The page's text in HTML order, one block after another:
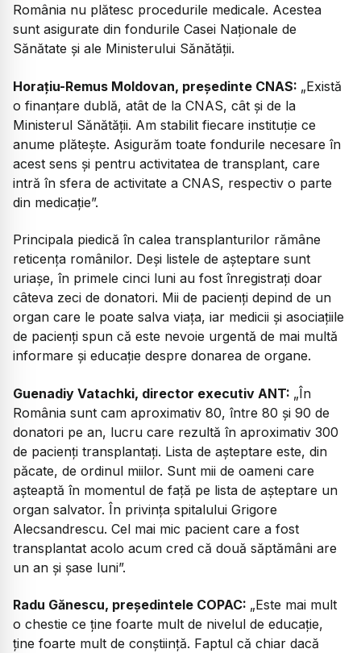
România nu plătesc procedurile medicale. Acestea
sunt asigurate din fondurile Casei Naționale de
Sănătate și ale Ministerului Sănătății.
Horațiu-Remus Moldovan, președinte CNAS: „Există
o finanțare dublă, atât de la CNAS, cât și de la
Ministerul Sănătății. Am stabilit fiecare instituție ce
anume plătește. Asigurăm toate fondurile necesare în
acest sens și pentru activitatea de transplant, care
intră în sfera de activitate a CNAS, respectiv o parte
din medicație”.
Principala piedică în calea transplanturilor rămâne
reticența românilor. Deși listele de așteptare sunt
uriașe, în primele cinci luni au fost înregistrați doar
câteva zeci de donatori. Mii de pacienți depind de un
organ care le poate salva viața, iar medicii și asociațiile
de pacienți spun că este nevoie urgentă de mai multă
informare și educație despre donarea de organe.
Guenadiy Vatachki, director executiv ANT: „În
România sunt cam aproximativ 80, între 80 și 90 de
donatori pe an, lucru care rezultă în aproximativ 300
de pacienți transplantați. Lista de așteptare este, din
păcate, de ordinul miilor. Sunt mii de oameni care
așteaptă în momentul de față pe lista de așteptare un
organ salvator. În privința spitalului Grigore
Alecsandrescu. Cel mai mic pacient care a fost
transplantat acolo acum cred că două săptămâni are
un an și șase luni”.
Radu Gănescu, președintele COPAC: „Este mai mult
o chestie ce ține foarte mult de nivelul de educație,
ține foarte mult de conștiință. Faptul că chiar dacă